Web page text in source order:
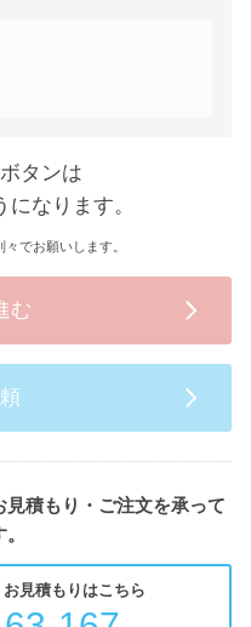
タンは
なります。
でお願いします。
む
積もり・ご注文を承って
見積もりはこちら